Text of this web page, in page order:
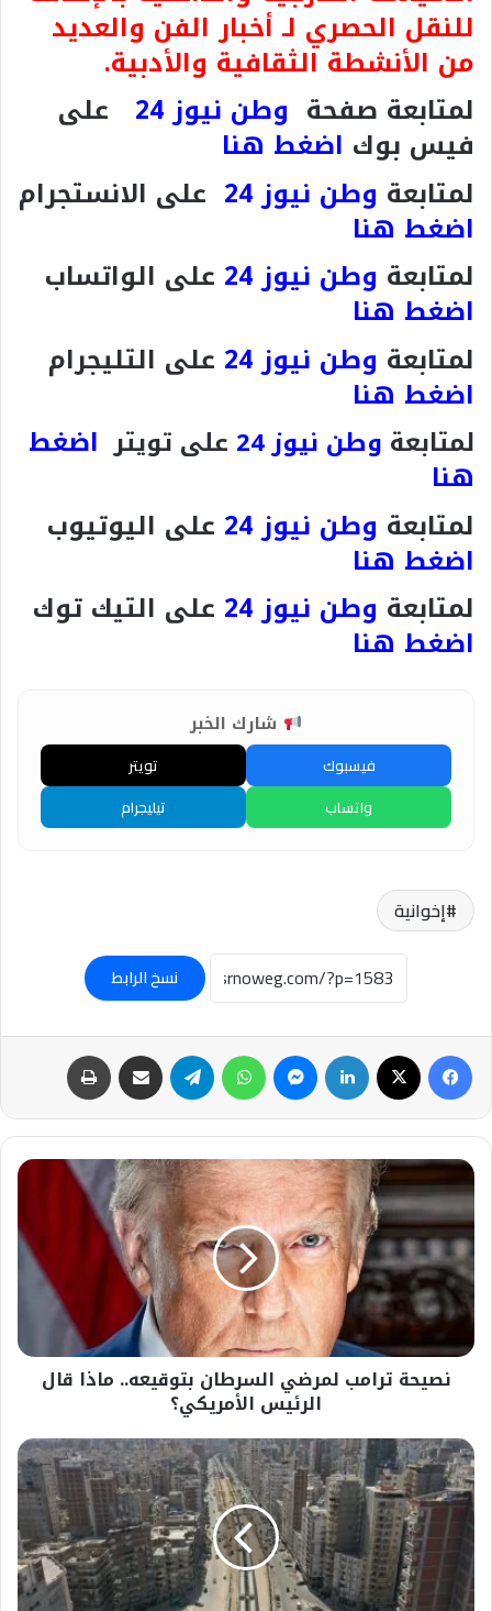
للنقل الحصري لـ أخبار الفن والعديد
من الأنشطة الثقافية والأدبية.
لمتابعة صفحة وطن نيوز 24 على
فيس بوك اضغط هنا
لمتابعة وطن نيوز 24 على الانستجرام
اضغط هنا
لمتابعة وطن نيوز 24 على الواتساب
اضغط هنا
لمتابعة وطن نيوز 24 على التليجرام
اضغط هنا
لمتابعة وطن نيوز 24 على تويتر اضغط
هنا
لمتابعة وطن نيوز 24 على اليوتيوب
اضغط هنا
لمتابعة وطن نيوز 24 على التيك توك
اضغط هنا
شارك الخبر
فيسبوك
تويتر
واتساب
تيليجرام
إخوانية
نسخ الرابط
فيسبوك لينكدإن ماسنجر واتساب تيلقرام مشاركة عبر البريد
نصيحة
ترامب
لمرضي
السرطان
بتوقيعه..
ماذا
قال
الرئيس
الأمريكي؟
نصيحة ترامب لمرضي السرطان بتوقيعه.. ماذا قال
الرئيس الأمريكي؟
النقل
توفر
100
مليون
جنيه
تعويضات